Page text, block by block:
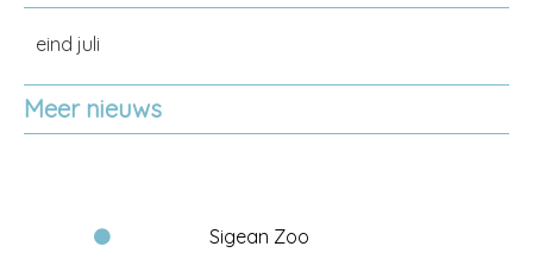
eind juli
Meer nieuws
Sigean Zoo